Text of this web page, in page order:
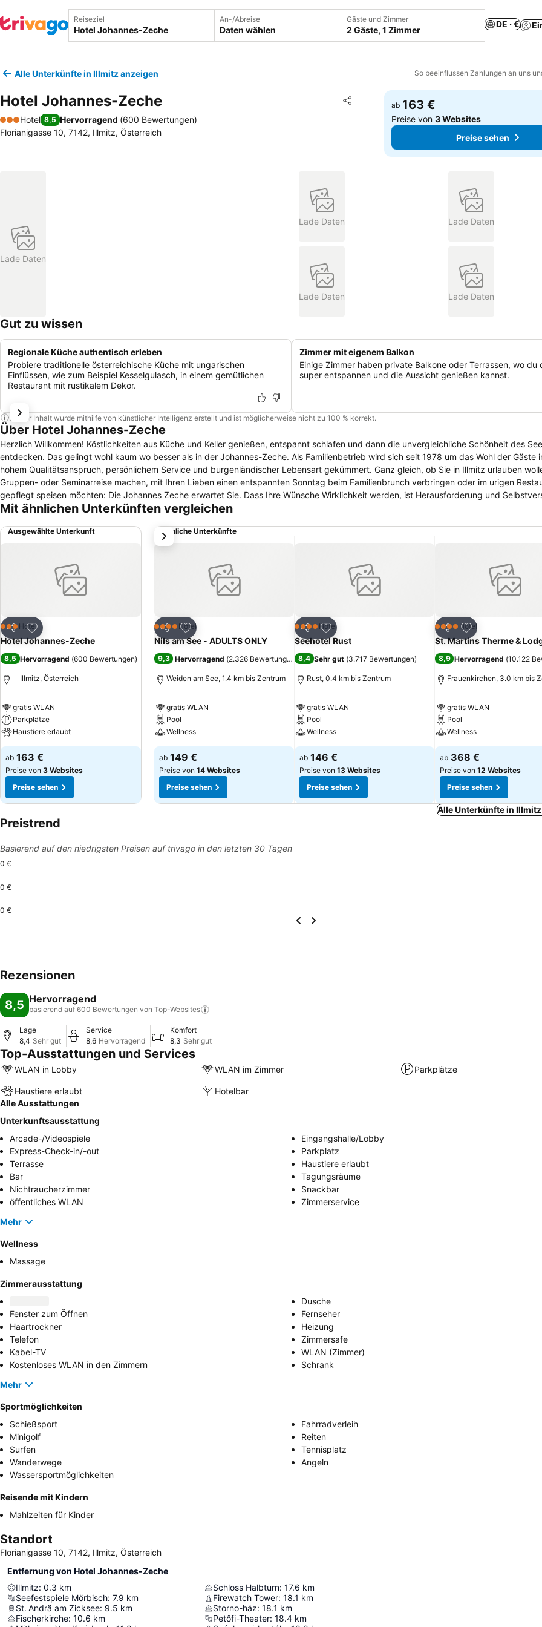
Reiseziel An-/Abreise
Daten wählen
Gäste und Zimmer
2 Gäste, 1 Zimmer
DE · €
Alle Unterkünfte in Illmitz anzeigen So beeinflussen Zahlungen an uns
Hotel Johannes-Zeche Teilen
Zu Favoriten hinzufügen
3 Sterne
Hotel 8,5 Hervorragend (600 Bewertungen)
Florianigasse 10, 7142, Illmitz, Österreich
ab 163 €
Preise von3 Websites
Preise sehen
Lade Daten
Lade Daten Lade Daten
Lade Daten Lade Daten
Gut zu wissen
Regionale Küche authentisch erleben
Probiere traditionelle österreichische Küche mit ungarischen
Einflüssen, wie zum Beispiel Kesselgulasch, in einem gemütlichen
Restaurant mit rustikalem Dekor.
Zimmer mit eigenem Balkon
Einige Zimmer haben private Balkone oder Terrassen, wo du
super entspannen und die Aussicht genießen kannst.
Dieser Inhalt wurde mithilfe von künstlicher Intelligenz erstellt und ist möglicherweise nicht zu 100 % korrekt.
Über Hotel Johannes-Zeche
Herzlich Willkommen! Köstlichkeiten aus Küche und Keller genießen, entspannt schlafen und dann die unvergleichliche Schönheit des Seewinkels
entdecken. Das gelingt wohl kaum wo besser als in der Johannes-Zeche. Als Familienbetrieb wird sich seit 1978 um das Wohl der Gäste in Illmitz – mit
hohem Qualitätsanspruch, persönlichem Service und burgenländischer Lebensart gekümmert. Ganz gleich, ob Sie in Illmitz urlauben
Gruppen- oder Seminarreise machen, mit Ihren Lieben einen entspannten Sonntag beim Familienbrunch verbringen oder im urigen
gepflegt speisen möchten: Die Johannes Zeche erwartet Sie. Dass Ihre Wünsche Wirklichkeit werden, ist Herausforderung und Selbstverständlichkeit
zugleich. Kutschenfahrten in den Nationalpark, Feste auf dem Schiff am Neusiedler See, Weinseminare, geführte Fahrradtouren,
Mit ähnlichen Unterkünften vergleichen
Ausgewählte Unterkunft
Teilen
Zu Favoriten hinzufügen
3 SterneHotel
Hotel Johannes-Zeche
8,5 Hervorragend (600 Bewertungen)
Illmitz, Österreich
gratis WLAN
Parkplätze
Haustiere erlaubt
ab 163 €
Preise von 3 Websites
Preise sehen
Ähnliche Unterkünfte
Teilen
Zu Favoriten hinzufügen
4 SterneHotel
Nils am See - ADULTS ONLY
9,3 Hervorragend (2.326 Bewertungen)
Weiden am See, 1.4 km bis Zentrum
gratis WLAN
Pool
Wellness
ab 149 €
Preise von 14 Websites
Preise sehen
Teilen
Zu Favoriten hinzufügen
4 SterneHotel
Seehotel Rust
8,4 Sehr gut (3.717 Bewertungen)
Rust, 0.4 km bis Zentrum
gratis WLAN
Pool
Wellness
ab 146 €
Preise von 13 Websites
Preise sehen
Teilen
Zu Favoriten
4 SterneHotel
St. Martins Therme &
8,9 Hervorragend (10.122
Frauenkirchen, 3.0 km bis
gratis WLAN
Pool
Wellness
ab 368 €
Preise von 12 Websites
Preise sehen
weiter
Alle Unterkünfte in
Preistrend
Basierend auf den niedrigsten Preisen auf trivago in den letzten 30 Tagen
0 €
0 €
0 €
Rezensionen
8,5 Hervorragend
basierend auf 600 Bewertungen von Top-Websites
Lage
8,4 Sehr gut
Service
8,6 Hervorragend
Komfort
8,3 Sehr gut
Top-Ausstattungen und Services
WLAN in Lobby WLAN im Zimmer Parkplätze
Haustiere erlaubt
Hotelbar
Alle Ausstattungen
Unterkunftsausstattung
Arcade-/Videospiele
Eingangshalle/Lobby
Express-Check-in/-out
Parkplatz
Terrasse
Haustiere erlaubt
Bar
Tagungsräume
Nichtraucherzimmer
Snackbar
öffentliches WLAN
Zimmerservice
Mehr
Wellness
Massage
Zimmerausstattung
Dusche
Fenster zum Öffnen
Fernseher
Haartrockner
Heizung
Telefon
Zimmersafe
Kabel-TV
WLAN (Zimmer)
Kostenloses WLAN in den Zimmern
Schrank
Mehr
Sportmöglichkeiten
Schießsport
Fahrradverleih
Minigolf
Reiten
Surfen
Tennisplatz
Wanderwege
Angeln
Wassersportmöglichkeiten
Reisende mit Kindern
Mahlzeiten für Kinder
Standort
Florianigasse 10, 7142, Illmitz, Österreich
Entfernung von Hotel Johannes-Zeche
Illmitz: 0.3 km
Seefestspiele Mörbisch: 7.9 km
St. Andrä am Zicksee: 9.5 km
Fischerkirche: 10.6 km
Schloss Halbturn: 17.6 km
Firewatch Tower: 18.1 km
Storno-ház: 18.1 km
Petőfi-Theater: 18.4 km